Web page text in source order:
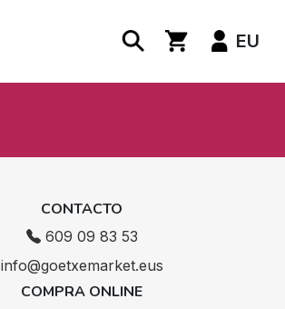
EU
CONTACTO
609 09 83 53
info@goetxemarket.eus
COMPRA ONLINE